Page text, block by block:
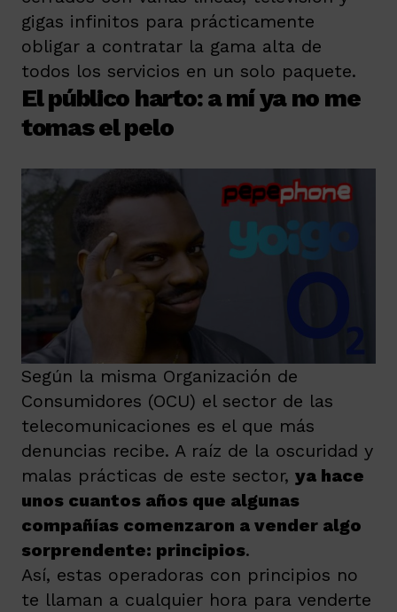
gigas infinitos para prácticamente
obligar a contratar la gama alta de
todos los servicios en un solo paquete.
El público harto: a mí ya no me
tomas el pelo
Según la misma Organización de
Consumidores (OCU) el sector de las
telecomunicaciones es el que más
denuncias recibe. A raíz de la oscuridad y
malas prácticas de este sector, ya hace
unos cuantos años que algunas
compañías comenzaron a vender algo
sorprendente: principios.
Así, estas operadoras con principios no
te llaman a cualquier hora para venderte